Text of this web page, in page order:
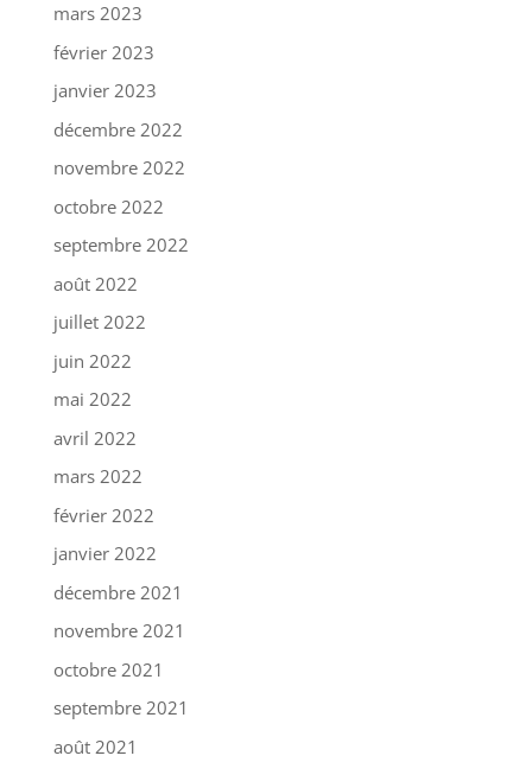
mars 2023
février 2023
janvier 2023
décembre 2022
novembre 2022
octobre 2022
septembre 2022
août 2022
juillet 2022
juin 2022
mai 2022
avril 2022
mars 2022
février 2022
janvier 2022
décembre 2021
novembre 2021
octobre 2021
septembre 2021
août 2021